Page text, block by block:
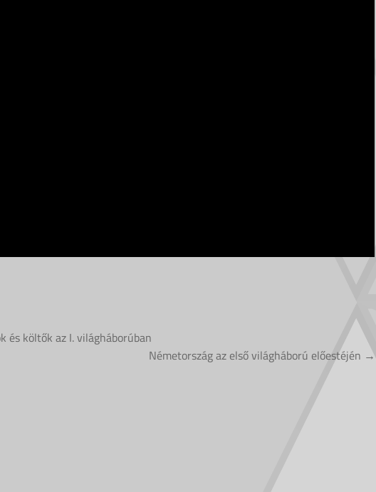
költők az I. világháborúban
Németország az első világháború előestéjén →